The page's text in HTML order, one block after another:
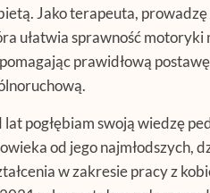
Jako terapeuta,
ułatwia sprawność motoryki
prawidłową
lat pogłębiam swoją wiedzę
od jego najmłodszych,
w zakresie pracy z